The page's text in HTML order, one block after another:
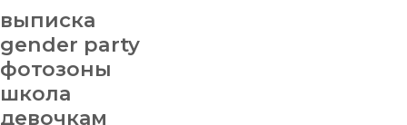
выписка
gender party
фотозоны
школа
девочкам